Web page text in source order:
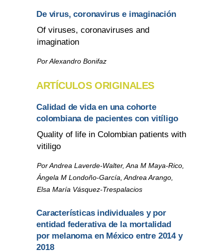
De virus, coronavirus e imaginación
Of viruses, coronaviruses and
imagination
Por Alexandro Bonifaz
ARTÍCULOS ORIGINALES
Calidad de vida en una cohorte
colombiana de pacientes con vitíligo
Quality of life in Colombian patients with
vitiligo
Por Andrea Laverde-Walter, Ana M Maya-Rico,
Ángela M Londoño-García, Andrea Arango,
Elsa María Vásquez-Trespalacios
Características individuales y por
entidad federativa de la mortalidad
por melanoma en México entre 2014 y
2018